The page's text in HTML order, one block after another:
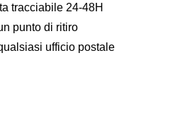
tracciabile 24-48H
punto di ritiro
ufficio postale